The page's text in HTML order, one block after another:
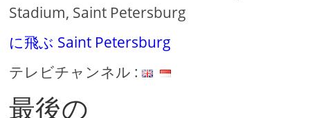
Stadium, Saint Petersburg
に飛ぶ Saint Petersburg
テレビチャンネル :
最後の